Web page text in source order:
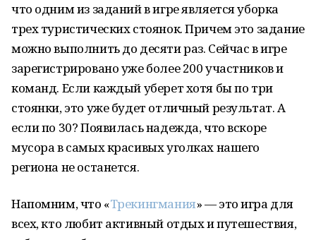
что одним из заданий в игре является уборка
трех туристических стоянок. Причем это задание
можно выполнить до десяти раз. Сейчас в игре
зарегистрировано уже более 200 участников и
команд. Если каждый уберет хотя бы по три
стоянки, это уже будет отличный результат. А
если по 30? Появилась надежда, что вскоре
мусора в самых красивых уголках нашего
региона не останется.
Напомним, что «Трекингмания» — это игра для
всех, кто любит активный отдых и путешествия,